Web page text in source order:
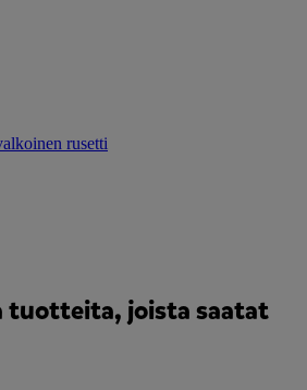
rusetti
tuotteita, joista saatat